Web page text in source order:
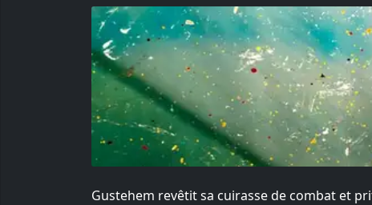
Gustehem revêtit sa cuirasse de combat et